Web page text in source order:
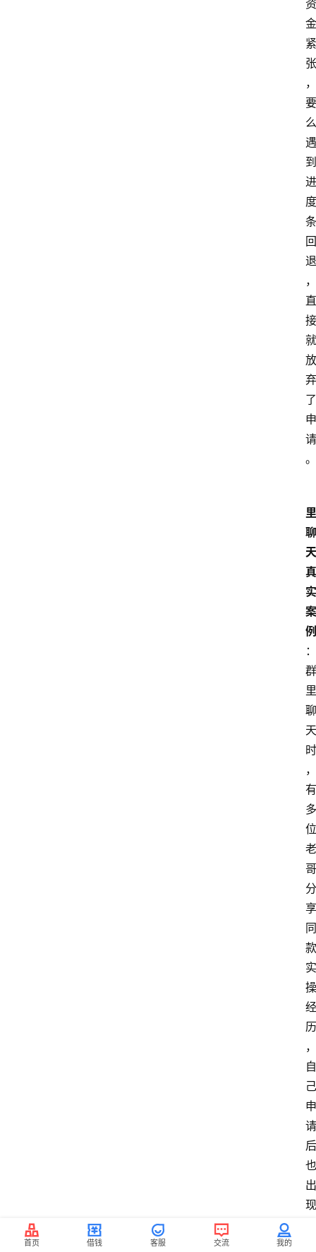
资
金
紧
张
，
要
么
遇
到
进
度
条
回
退
，
直
接
就
放
弃
了
申
请
。
里
聊
天
真
实
案
例
：
群
里
聊
天
时
，
有
多
位
老
哥
分
享
同
款
实
操
经
历
，
自
己
申
请
后
也
出
现
首页 借钱 客服 交流 我的